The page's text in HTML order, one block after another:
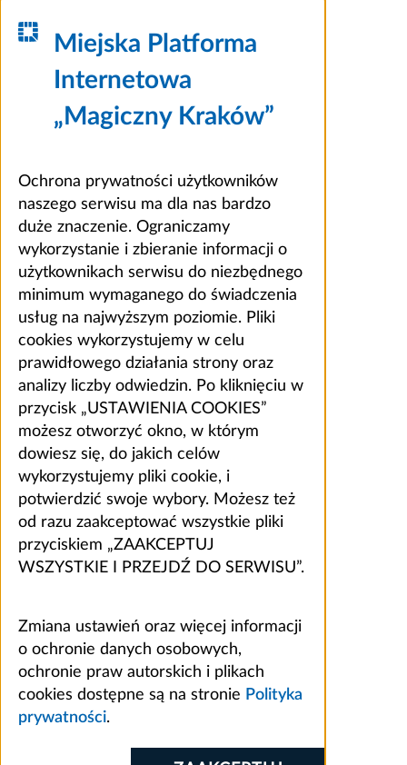
Miejska Platforma
Internetowa
„Magiczny Kraków”
Ochrona prywatności użytkowników
naszego serwisu ma dla nas bardzo
duże znaczenie. Ograniczamy
wykorzystanie i zbieranie informacji o
użytkownikach serwisu do niezbędnego
minimum wymaganego do świadczenia
usług na najwyższym poziomie. Pliki
cookies wykorzystujemy w celu
prawidłowego działania strony oraz
analizy liczby odwiedzin. Po kliknięciu w
przycisk „USTAWIENIA COOKIES”
możesz otworzyć okno, w którym
dowiesz się, do jakich celów
wykorzystujemy pliki cookie, i
potwierdzić swoje wybory. Możesz też
od razu zaakceptować wszystkie pliki
przyciskiem „ZAAKCEPTUJ
WSZYSTKIE I PRZEJDŹ DO SERWISU”.
Zmiana ustawień oraz więcej informacji
o ochronie danych osobowych,
ochronie praw autorskich i plikach
cookies dostępne są na stronie Polityka
prywatności.